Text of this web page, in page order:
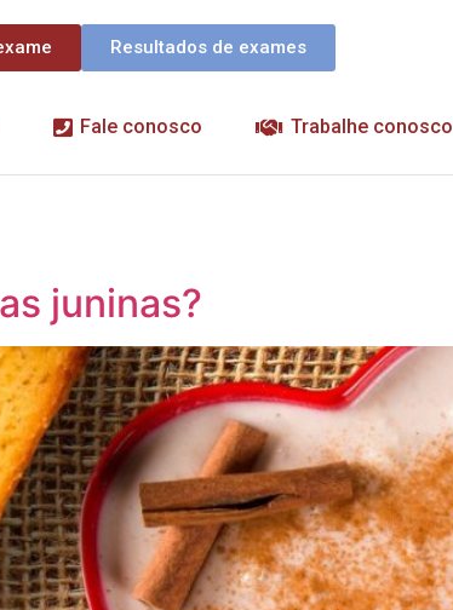
Resultados de exames
Fale conosco Trabalhe conosco
juninas?